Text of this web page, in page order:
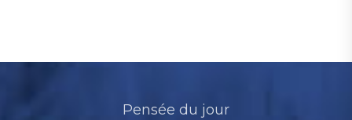
Pensée du jour